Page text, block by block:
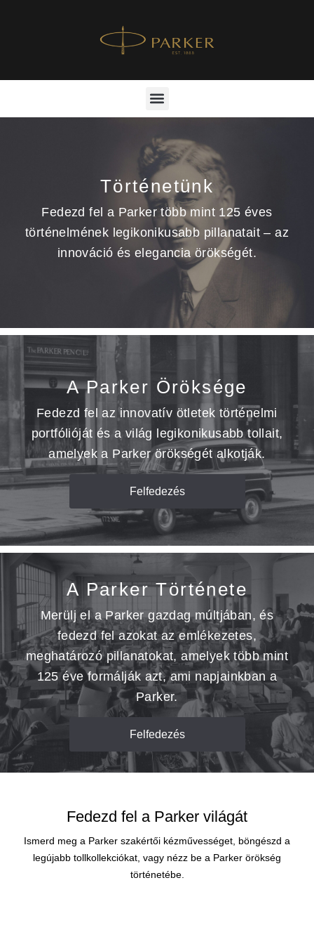
Történetünk
Fedezd fel a Parker több mint 125 éves
történelmének legikonikusabb pillanatait – az
innováció és elegancia örökségét.
A Parker Öröksége
Fedezd fel az innovatív ötletek történelmi
portfólióját és a világ legikonikusabb tollait,
amelyek a Parker örökségét alkotják.
Felfedezés
A Parker Története
Merülj el a Parker gazdag múltjában, és
fedezd fel azokat az emlékezetes,
meghatározó pillanatokat, amelyek több mint
125 éve formálják azt, ami napjainkban a
Parker.
Felfedezés
Fedezd fel a Parker világát
Ismerd meg a Parker szakértői kézművességet, böngészd a
legújabb tollkollekciókat, vagy nézz be a Parker örökség
történetébe.